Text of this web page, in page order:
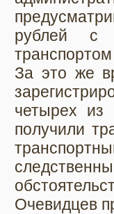
рублей с
За это же
четырех из
получили
Очевидцев